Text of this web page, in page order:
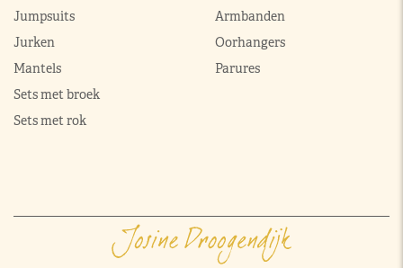
Jumpsuits
Jurken
Mantels
Sets met broek
Sets met rok
Armbanden
Oorhangers
Parures